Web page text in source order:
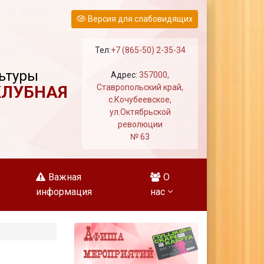
Версия для слабовидящих
Тел:+7 (865-50) 2-35-34
Адрес:357000,
Ставропольский край,
с.Кочубеевское,
ул.Октябрьской
революции
№ 63
Важная
информация
О
нас